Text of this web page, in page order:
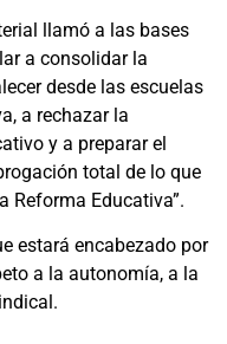
llamó a las bases
a consolidar la
desde las escuelas
a rechazar la
y a preparar el
total de lo que
Reforma Educativa”.
estará encabezado por
a la autonomía, a la